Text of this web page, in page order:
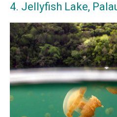
4. Jellyfish Lake,